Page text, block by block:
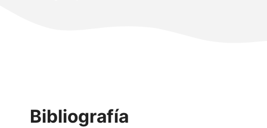
Bibliografía